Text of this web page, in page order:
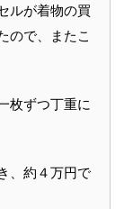
ルが着物の買
ので、またこ
枚ずつ丁重に
、約４万円で